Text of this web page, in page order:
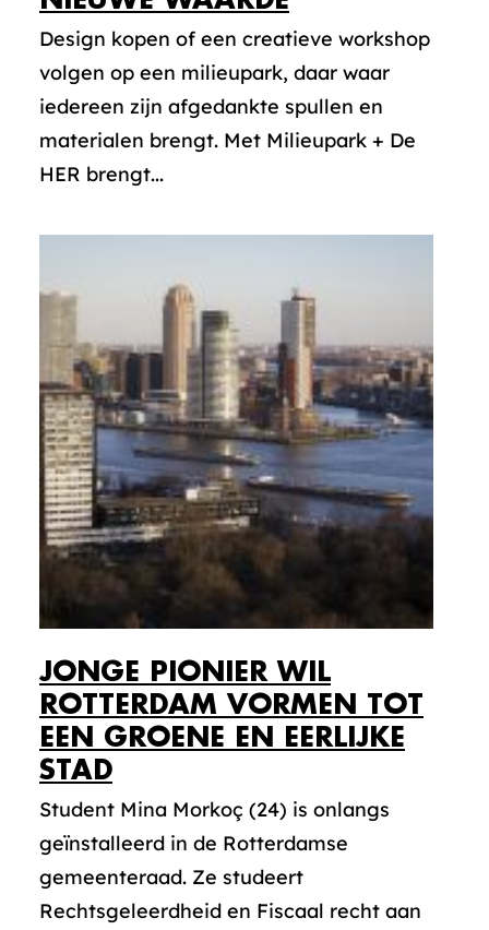
Design kopen of een creatieve workshop
volgen op een milieupark, daar waar
iedereen zijn afgedankte spullen en
materialen brengt. Met Milieupark + De
HER brengt...
JONGE PIONIER WIL
ROTTERDAM VORMEN TOT
EEN GROENE EN EERLIJKE
STAD
Student Mina Morkoç (24) is onlangs
geïnstalleerd in de Rotterdamse
gemeenteraad. Ze studeert
Rechtsgeleerdheid en Fiscaal recht aan